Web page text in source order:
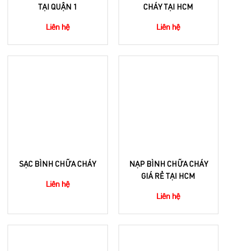
TẠI QUẬN 1
Liên hệ
CHÁY TẠI HCM
Liên hệ
SẠC BÌNH CHỮA CHÁY
Liên hệ
NẠP BÌNH CHỮA CHÁY
GIÁ RẺ TẠI HCM
Liên hệ